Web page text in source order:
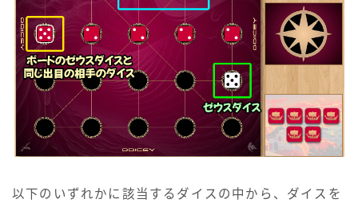
以下のいずれかに該当するダイスの中から、ダイスを